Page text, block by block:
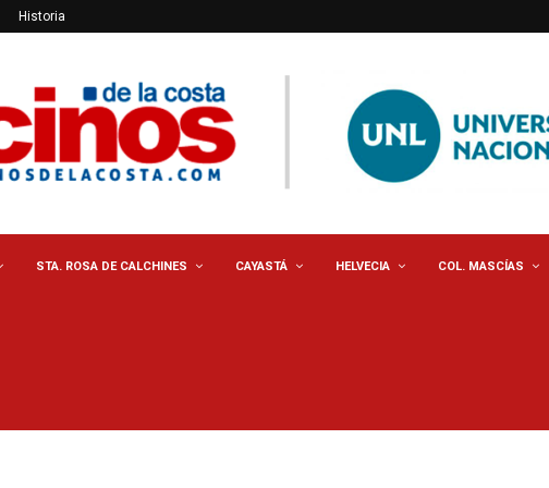
Historia
STA. ROSA DE CALCHINES CAYASTÁ HELVECIA COL. MASCÍAS